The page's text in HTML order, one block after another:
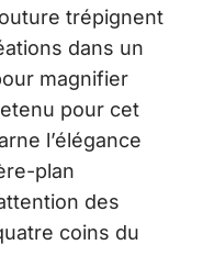
trépignent
dans un
magnifier
pour cet
l’élégance
plan
des
coins du